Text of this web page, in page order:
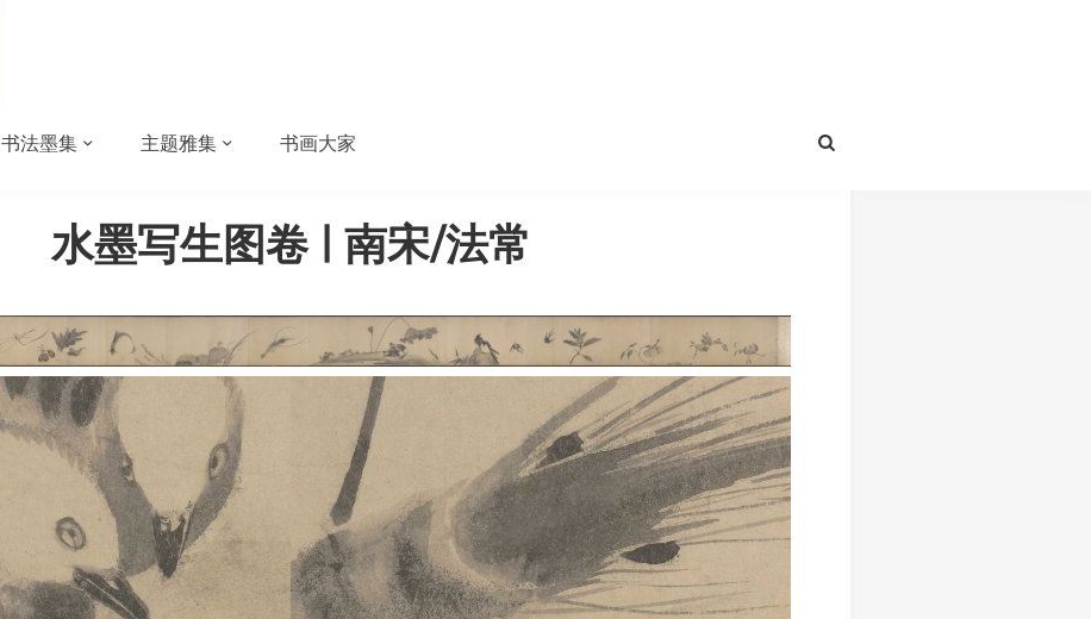
书法墨集 主题雅集 书画大家
水墨写生图卷 | 南宋/法常